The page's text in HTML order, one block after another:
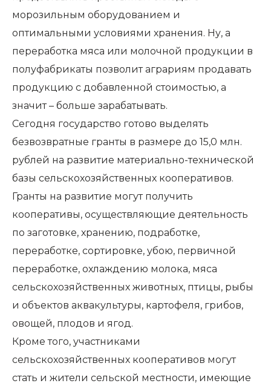
морозильным оборудованием и
оптимальными условиями хранения. Ну, а
переработка мяса или молочной продукции в
полуфабрикаты позволит аграриям продавать
продукцию с добавленной стоимостью, а
значит – больше зарабатывать.
Сегодня государство готово выделять
безвозвратные гранты в размере до 15,0 млн.
рублей на развитие материально-технической
базы сельскохозяйственных кооперативов.
Гранты на развитие могут получить
кооперативы, осуществляющие деятельность
по заготовке, хранению, подработке,
переработке, сортировке, убою, первичной
переработке, охлаждению молока, мяса
сельскохозяйственных животных, птицы, рыбы
и объектов аквакультуры, картофеля, грибов,
овощей, плодов и ягод.
Кроме того, участниками
сельскохозяйственных кооперативов могут
стать и жители сельской местности, имеющие